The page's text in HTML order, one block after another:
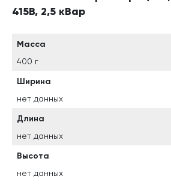
415В, 2,5 кВар
Масса
400 г
Ширина
нет данных
Длина
нет данных
Высота
нет данных